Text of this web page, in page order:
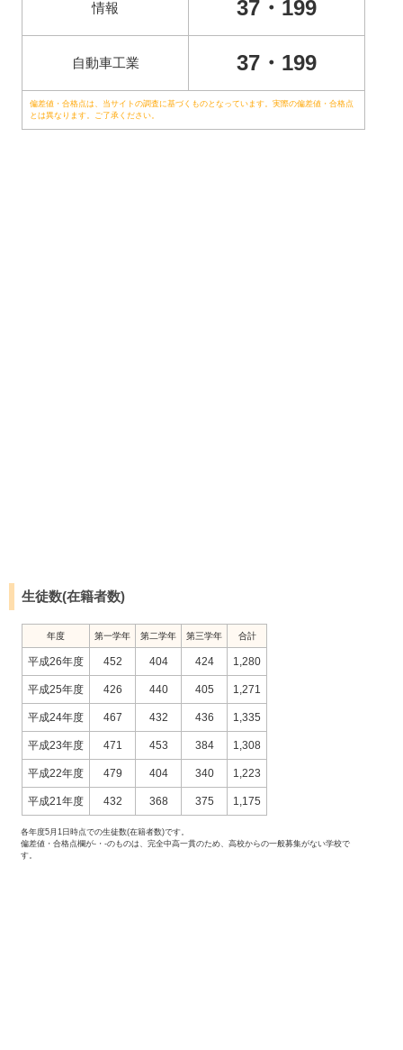
情報 37・199
自動車工業 37・199
偏差値・合格点は、当サイトの調査に基づくものとなっています。実際の偏差値・合格点
とは異なります。ご了承ください。
生徒数(在籍者数)
年度 第一学年 第二学年 第三学年 合計
平成26年度 452 404 424 1,280
平成25年度 426 440 405 1,271
平成24年度 467 432 436 1,335
平成23年度 471 453 384 1,308
平成22年度 479 404 340 1,223
平成21年度 432 368 375 1,175
各年度5月1日時点での生徒数(在籍者数)です。
偏差値・合格点欄が-・-のものは、完全中高一貫のため、高校からの一般募集がない学校で
す。